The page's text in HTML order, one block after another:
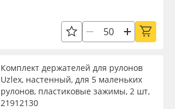
Комплект держателей для рулонов
Uzlex, настенный, для 5 маленьких
рулонов, пластиковые зажимы, 2 шт,
21912130